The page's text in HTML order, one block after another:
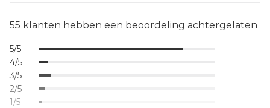
55 klanten hebben een beoordeling achtergelaten
5/5
4/5
3/5
2/5
1/5